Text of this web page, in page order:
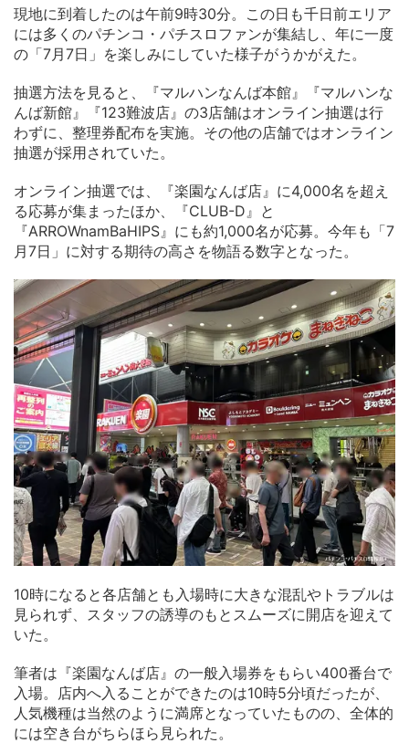
現地に到着したのは午前9時30分。この日も千日前エリア
には多くのパチンコ・パチスロファンが集結し、年に一度
の「7月7日」を楽しみにしていた様子がうかがえた。
抽選方法を見ると、『マルハンなんば本館』『マルハンな
んば新館』『123難波店』の3店舗はオンライン抽選は行
わずに、整理券配布を実施。その他の店舗ではオンライン
抽選が採用されていた。
オンライン抽選では、『楽園なんば店』に4,000名を超え
る応募が集まったほか、『CLUB-D』と
『ARROWnamBaHIPS』にも約1,000名が応募。今年も「7
月7日」に対する期待の高さを物語る数字となった。
10時になると各店舗とも入場時に大きな混乱やトラブルは
見られず、スタッフの誘導のもとスムーズに開店を迎えて
いた。
筆者は『楽園なんば店』の一般入場券をもらい400番台で
入場。店内へ入ることができたのは10時5分頃だったが、
人気機種は当然のように満席となっていたものの、全体的
には空き台がちらほら見られた。